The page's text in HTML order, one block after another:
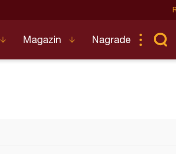
Magazin Nagrade